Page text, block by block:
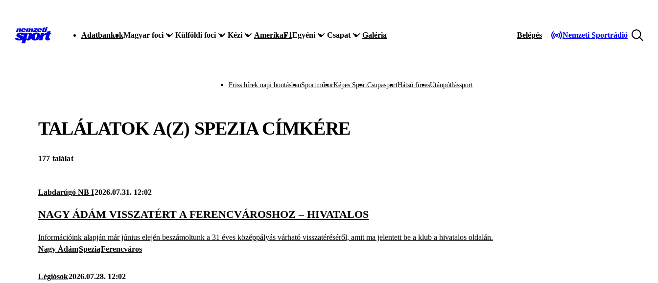
AdatbankokMagyar foci Külföldi foci Kézi AmerikaF1Egyéni Csapat Galéria Belépés Nemzeti Sportrádió
Friss hírek napi bontásbanSportműsorKépes SportCsupasportHátsó füvesUtánpótlássport
TALÁLATOK A(Z) SPEZIACÍMKÉRE
177 találat
Labdarúgó NB I2026.07.31. 12:02
NAGY ÁDÁM VISSZATÉRT A FERENCVÁROSHOZ – HIVATALOS
Információink alapján már június elején beszámoltunk a 31 éves középpályás várható visszatéréséről, amit ma jelentett be a klub a hivatalos oldalán.
Nagy ÁdámSpeziaFerencváros
Légiósok2026.07.28. 12:02